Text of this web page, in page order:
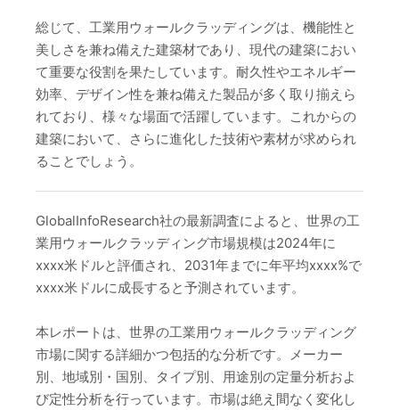
総じて、工業用ウォールクラッディングは、機能性と
美しさを兼ね備えた建築材であり、現代の建築におい
て重要な役割を果たしています。耐久性やエネルギー
効率、デザイン性を兼ね備えた製品が多く取り揃えら
れており、様々な場面で活躍しています。これからの
建築において、さらに進化した技術や素材が求められ
ることでしょう。
GlobalInfoResearch社の最新調査によると、世界の工
業用ウォールクラッディング市場規模は2024年に
xxxx米ドルと評価され、2031年までに年平均xxxx%で
xxxx米ドルに成長すると予測されています。
本レポートは、世界の工業用ウォールクラッディング
市場に関する詳細かつ包括的な分析です。メーカー
別、地域別・国別、タイプ別、用途別の定量分析およ
び定性分析を行っています。市場は絶え間なく変化し